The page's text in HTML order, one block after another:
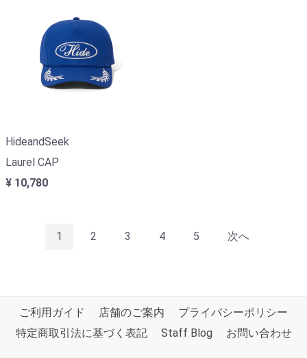
HideandSeek
Laurel CAP
¥ 10,780
1 2 3 4 5 次へ
ご利用ガイド 店舗のご案内
プライバシーポリシー
特定商取引法に基づく表記
Staff Blog お問い合わせ